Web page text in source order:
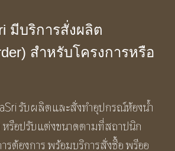
มีบริการสั่งผลิต
สำหรับโครงการหรือ
รับผลิตและสั่งทำอุปกรณ์ห้องน้ำ
หรือปรับแต่งขนาดตามที่สถาปนิก
ารต้องการ พร้อมบริการสั่งซื้อ พรีออ